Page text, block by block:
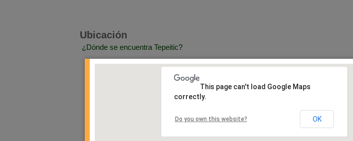
Ubicación
¿Dónde se encuentra Tepeitic?
This page can't load Google Maps
correctly.
Do you own this website? OK